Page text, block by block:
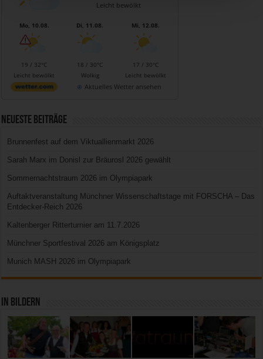
Leicht bewölkt
Mo, 10.08.
19 / 32°C
Leicht bewölkt
Di, 11.08.
18 / 30°C
Wolkig
Mi, 12.08.
17 / 30°C
Leicht bewölkt
Aktuelles Wetter ansehen
Neueste Beiträge
Brunnenfest auf dem Viktuallienmarkt 2026
Sarah Marx im Donisl zur Bräurosl 2026 gewählt
Sommernachtstraum 2026 im Olympiapark
Auftaktveranstaltung Münchner Wissenschaftstage mit FORSCHA – Das
Entdecker-Reich 2026
Kaltenberger Ritterturnier am 11.7.2026
Münchner Sportfestival 2026 am Königsplatz
Munich MASH 2026 im Olympiapark
In Bildern